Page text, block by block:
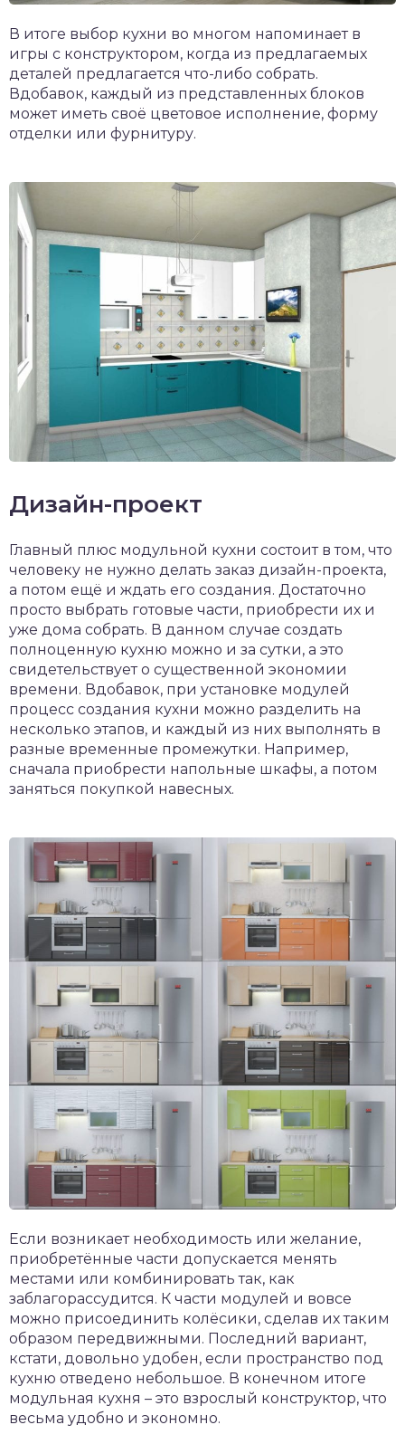
В итоге выбор кухни во многом напоминает в
игры с конструктором, когда из предлагаемых
деталей предлагается что-либо собрать.
Вдобавок, каждый из представленных блоков
может иметь своё цветовое исполнение, форму
отделки или фурнитуру.
Дизайн-проект
Главный плюс модульной кухни состоит в том, что
человеку не нужно делать заказ дизайн-проекта,
а потом ещё и ждать его создания. Достаточно
просто выбрать готовые части, приобрести их и
уже дома собрать. В данном случае создать
полноценную кухню можно и за сутки, а это
свидетельствует о существенной экономии
времени. Вдобавок, при установке модулей
процесс создания кухни можно разделить на
несколько этапов, и каждый из них выполнять в
разные временные промежутки. Например,
сначала приобрести напольные шкафы, а потом
заняться покупкой навесных.
Если возникает необходимость или желание,
приобретённые части допускается менять
местами или комбинировать так, как
заблагорассудится. К части модулей и вовсе
можно присоединить колёсики, сделав их таким
образом передвижными. Последний вариант,
кстати, довольно удобен, если пространство под
кухню отведено небольшое. В конечном итоге
модульная кухня – это взрослый конструктор, что
весьма удобно и экономно.